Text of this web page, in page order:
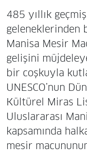
485 yıllık
geleneklerinden
Manisa Mesir
gelişini
bir coşkuyla
UNESCO’nun
Kültürel Miras
Uluslararası
kapsamında
mesir